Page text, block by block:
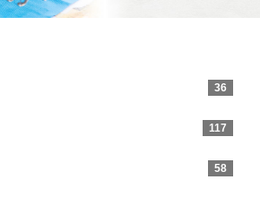
36
117
58